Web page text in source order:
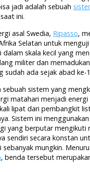
jadi adalah sebuah
ini.
asal Swedia, Ripasso,
Selatan untuk
dalam skala kecil yang
militer dan
sudah ada sejak abad ke-
sebuah sistem yang
matahari menjadi
lipat dari pembangkit
Sistem ini
yang berputar mengikuti
sendiri secara konstan
sebanyak mungkin.
, benda tersebut